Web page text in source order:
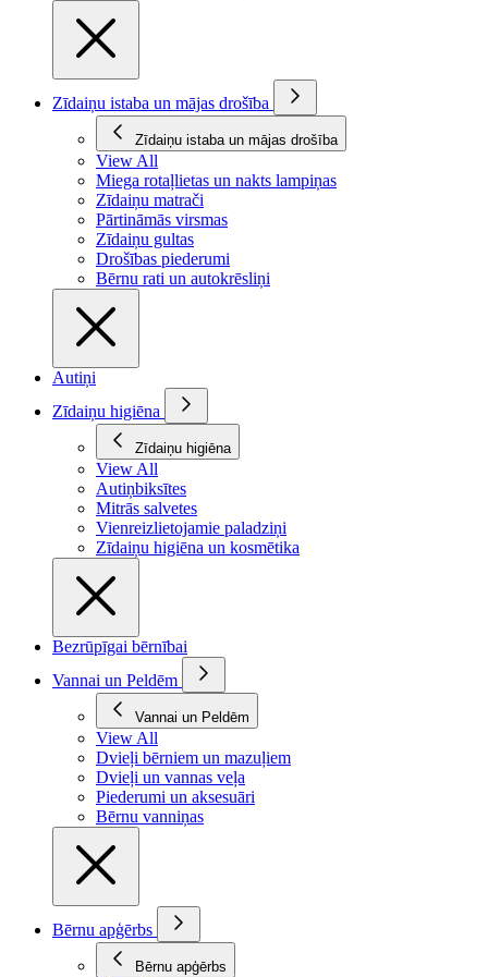
Zīdaiņu istaba un mājas drošība
Zīdaiņu istaba un mājas drošība
View All
Miega rotaļlietas un nakts lampiņas
Zīdaiņu matrači
Pārtināmās virsmas
Zīdaiņu gultas
Drošības piederumi
Bērnu rati un autokrēsliņi
Autiņi
Zīdaiņu higiēna
Zīdaiņu higiēna
View All
Autiņbiksītes
Mitrās salvetes
Vienreizlietojamie paladziņi
Zīdaiņu higiēna un kosmētika
Bezrūpīgai bērnībai
Vannai un Peldēm
Vannai un Peldēm
View All
Dvieļi bērniem un mazuļiem
Dvieļi un vannas veļa
Piederumi un aksesuāri
Bērnu vanniņas
Bērnu apģērbs
Bērnu apģērbs